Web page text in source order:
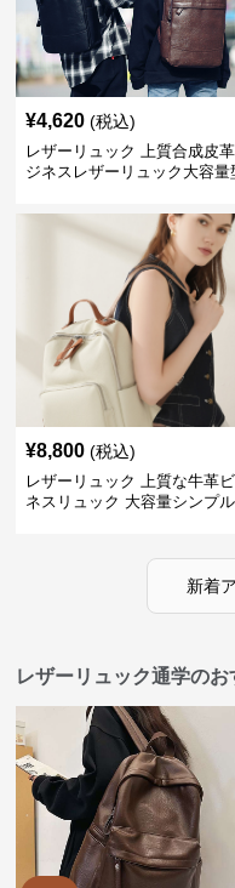
¥4,620 (税込)
レザーリュック 上質合成皮
ジネスレザーリュック大容量
¥8,800 (税込)
レザーリュック 上質な牛革
ネスリュック 大容量シンプ
新着
レザーリュック通学の